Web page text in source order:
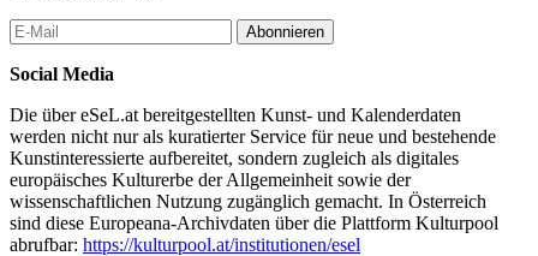
Abonnieren
Social Media
Die über eSeL.at bereitgestellten Kunst- und Kalenderdaten
werden nicht nur als kuratierter Service für neue und bestehende
Kunstinteressierte aufbereitet, sondern zugleich als digitales
europäisches Kulturerbe der Allgemeinheit sowie der
wissenschaftlichen Nutzung zugänglich gemacht. In Österreich
sind diese Europeana-Archivdaten über die Plattform Kulturpool
abrufbar: https://kulturpool.at/institutionen/esel